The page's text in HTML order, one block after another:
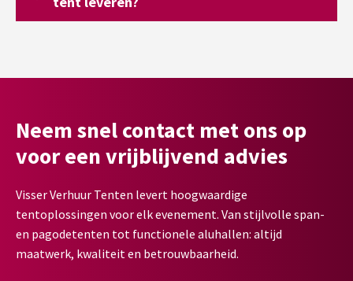
Neem snel contact met ons op
voor een vrijblijvend advies
Visser Verhuur Tenten levert hoogwaardige
tentoplossingen voor elk evenement. Van stijlvolle span-
en pagodetenten tot functionele aluhallen: altijd
maatwerk, kwaliteit en betrouwbaarheid.